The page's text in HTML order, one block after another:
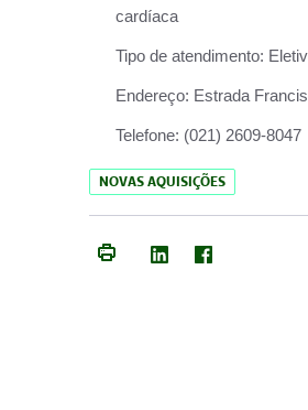
cardíaca
Tipo de atendimento:
Endereço: Estrada
Telefone: (021) 2609-8047
NOVAS AQUISIÇÕES